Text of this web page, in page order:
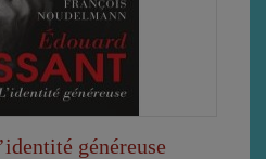
généreuse